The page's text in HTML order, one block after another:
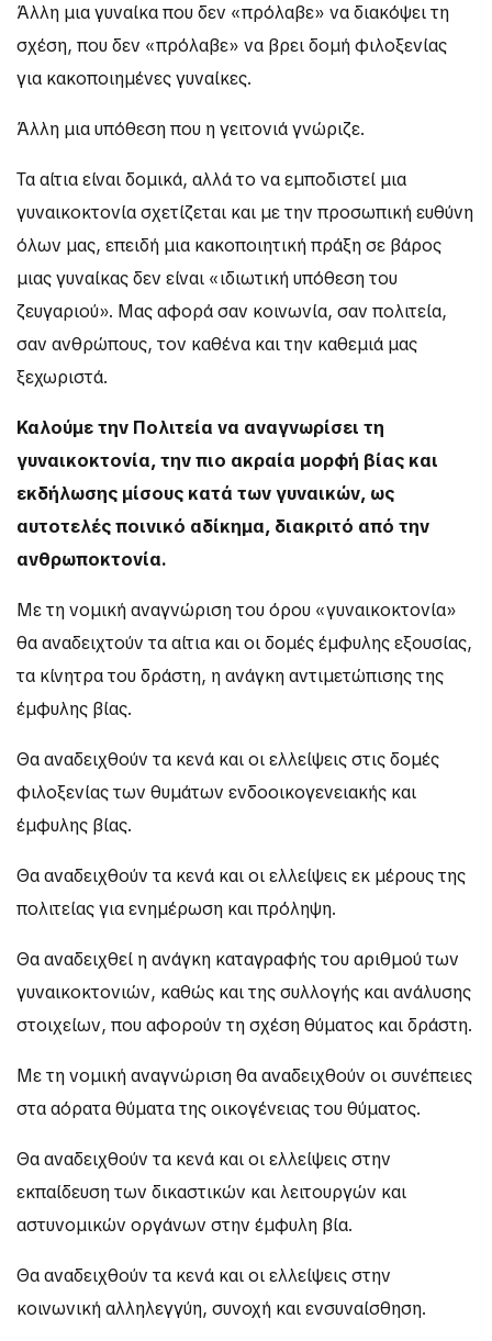
Άλλη μια γυναίκα που δεν «πρόλαβε» να διακόψει τη
σχέση, που δεν «πρόλαβε» να βρει δομή φιλοξενίας
για κακοποιημένες γυναίκες.
Άλλη μια υπόθεση που η γειτονιά γνώριζε.
Τα αίτια είναι δομικά, αλλά το να εμποδιστεί μια
γυναικοκτονία σχετίζεται και με την προσωπική ευθύνη
όλων μας, επειδή μια κακοποιητική πράξη σε βάρος
μιας γυναίκας δεν είναι «ιδιωτική υπόθεση του
ζευγαριού». Μας αφορά σαν κοινωνία, σαν πολιτεία,
σαν ανθρώπους, τον καθένα και την καθεμιά μας
ξεχωριστά.
Καλούμε την Πολιτεία να αναγνωρίσει τη
γυναικοκτονία, την πιο ακραία μορφή βίας και
εκδήλωσης μίσους κατά των γυναικών, ως
αυτοτελές ποινικό αδίκημα, διακριτό από την
ανθρωποκτονία.
Με τη νομική αναγνώριση του όρου «γυναικοκτονία»
θα αναδειχτούν τα αίτια και οι δομές έμφυλης εξουσίας,
τα κίνητρα του δράστη, η ανάγκη αντιμετώπισης της
έμφυλης βίας.
Θα αναδειχθούν τα κενά και οι ελλείψεις στις δομές
φιλοξενίας των θυμάτων ενδοοικογενειακής και
έμφυλης βίας.
Θα αναδειχθούν τα κενά και οι ελλείψεις εκ μέρους της
πολιτείας για ενημέρωση και πρόληψη.
Θα αναδειχθεί η ανάγκη καταγραφής του αριθμού των
γυναικοκτονιών, καθώς και της συλλογής και ανάλυσης
στοιχείων, που αφορούν τη σχέση θύματος και δράστη.
Με τη νομική αναγνώριση θα αναδειχθούν οι συνέπειες
στα αόρατα θύματα της οικογένειας του θύματος.
Θα αναδειχθούν τα κενά και οι ελλείψεις στην
εκπαίδευση των δικαστικών και λειτουργών και
αστυνομικών οργάνων στην έμφυλη βία.
Θα αναδειχθούν τα κενά και οι ελλείψεις στην
κοινωνική αλληλεγγύη, συνοχή και ενσυναίσθηση.